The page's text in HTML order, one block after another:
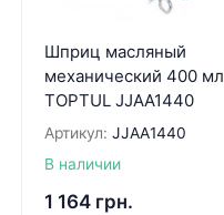
Шприц масляный
механический 400 мл
TOPTUL JJAA1440
Артикул: JJAA1440
В наличии
1 164 грн.